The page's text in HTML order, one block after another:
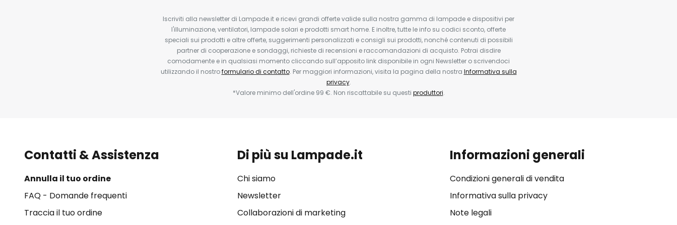
Iscriviti alla newsletter di Lampade.it e ricevi grandi offerte valide sulla nostra gamma di lampade e dispositivi per
l'illuminazione, ventilatori, lampade solari e prodotti smart home. E inoltre, tutte le info su codici sconto, offerte
speciali sui prodotti e altre offerte, suggerimenti personalizzati e consigli sui prodotti, nonché contenuti di possibili
partner di cooperazione e sondaggi, richieste di recensioni e raccomandazioni di acquisto. Potrai disdire
comodamente e in qualsiasi momento cliccando sull’apposito link disponibile in ogni Newsletter o scrivendoci
utilizzando il nostroformulario di contatto. Per maggiori informazioni, visita la pagina della nostra Informativa sulla
privacy.
*Valore minimo dell'ordine 99 €. Non riscattabile su questi produttori.
Contatti & Assistenza
Annulla il tuo ordine
FAQ - Domande frequenti
Traccia il tuo ordine
Di più su Lampade.it
Chi siamo
Newsletter
Collaborazioni di marketing
Informazioni generali
Condizioni generali di vendita
Informativa sulla privacy
Note legali